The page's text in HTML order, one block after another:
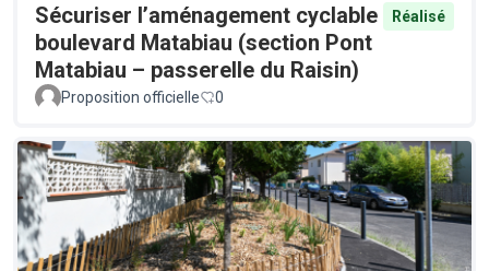
Sécuriser l’aménagement cyclable
boulevard Matabiau (section Pont
Matabiau – passerelle du Raisin)
Réalisé
Proposition officielle 0